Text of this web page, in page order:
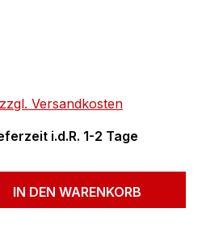
Versandkosten
i.d.R. 1-2 Tage
Gib den
IN DEN WARENKORB